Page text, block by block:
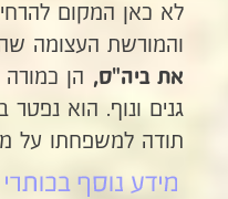
לא כאן המקום
והמורשת העצומה
את ביה"ס, הן
תודה למשפחתו על